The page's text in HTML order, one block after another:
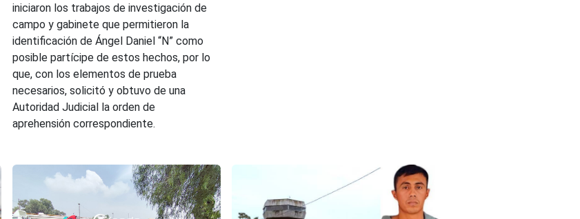
iniciaron los trabajos de investigación de
campo y gabinete que permitieron la
identificación de Ángel Daniel “N” como
posible partícipe de estos hechos, por lo
que, con los elementos de prueba
necesarios, solicitó y obtuvo de una
Autoridad Judicial la orden de
aprehensión correspondiente.